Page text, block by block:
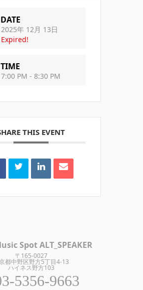
DATE
2025年 12月 13日
Expired!
TIME
7:00 PM - 8:30 PM
THIS EVENT
Spot ALT_SPEAKER
〒165-0027
都中野区野方5丁目4-13
ハイネス野方103
5356-9663